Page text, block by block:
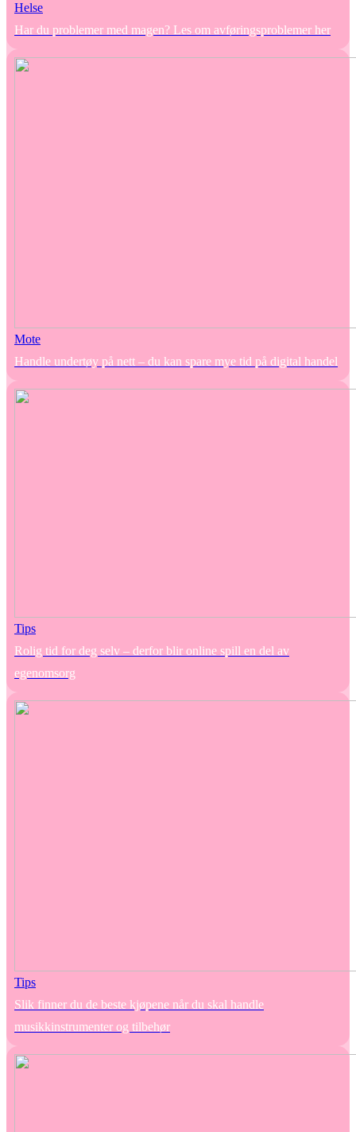
Helse
Har du problemer med magen? Les om avføringsproblemer her
Mote
Handle undertøy på nett – du kan spare mye tid på digital handel
Tips
Rolig tid for deg selv – derfor blir online spill en del av
egenomsorg
Tips
Slik finner du de beste kjøpene når du skal handle
musikkinstrumenter og tilbehør